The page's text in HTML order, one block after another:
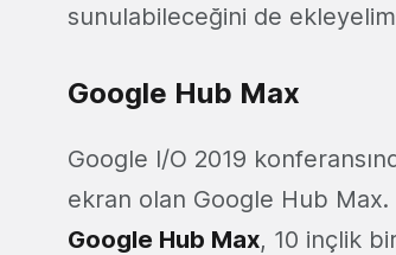
sunulabileceğini de
Google Hub Max
Google I/O 2019
ekran olan Google Hub
Google Hub Max, 10 inçlik